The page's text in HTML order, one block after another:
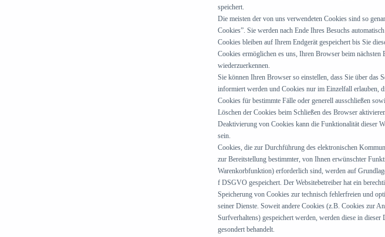
speichert.
Die meisten der von uns verwendeten Cookies sind so
Cookies”. Sie werden nach Ende Ihres Besuchs
Cookies bleiben auf Ihrem Endgerät gespeichert bis Sie
Cookies ermöglichen es uns, Ihren Browser beim nächsten
wiederzuerkennen.
Sie können Ihren Browser so einstellen, dass Sie über das
informiert werden und Cookies nur im Einzelfall erlauben,
Cookies für bestimmte Fälle oder generell ausschließen
Löschen der Cookies beim Schließen des Browser
Deaktivierung von Cookies kann die Funktionalität dieser
sein.
Cookies, die zur Durchführung des elektronischen
zur Bereitstellung bestimmter, von Ihnen erwünschter
Warenkorbfunktion) erforderlich sind, werden auf
f DSGVO gespeichert. Der Websitebetreiber hat ein
Speicherung von Cookies zur technisch fehlerfreien und
seiner Dienste. Soweit andere Cookies (z.B. Cookies zur
Surfverhaltens) gespeichert werden, werden diese in dieser
gesondert behandelt.